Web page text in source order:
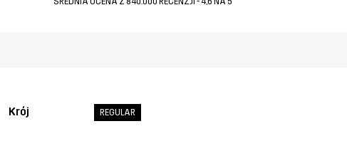
Krój REGULAR